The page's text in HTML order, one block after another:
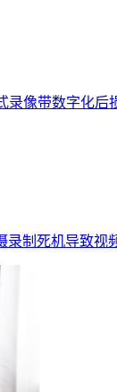
录像带数字化后
录制死机导致视